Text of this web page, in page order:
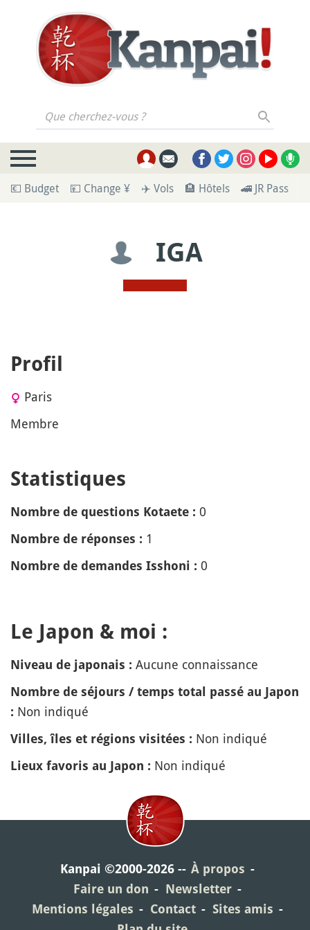
Que cherchez-vous ?
💶 Budget 💴 Change ¥ ✈️ Vols 🏨 Hôtels 🚄 JR Pass
IGA
Profil
Paris
Membre
Statistiques
Nombre de questions Kotaete : 0
Nombre de réponses : 1
Nombre de demandes Isshoni : 0
Le Japon & moi :
Niveau de japonais : Aucune connaissance
Nombre de séjours / temps total passé au Japon
: Non indiqué
Villes, îles et régions visitées : Non indiqué
Lieux favoris au Japon : Non indiqué
Kanpai ©2000-2026
À propos
Faire un don
Newsletter
Mentions légales
Contact
Sites amis